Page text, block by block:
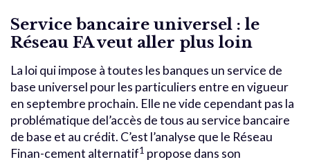
Service bancaire universel : le
Réseau FA veut aller plus loin
La loi qui impose à toutes les banques un service de
base universel pour les particuliers entre en vigueur
en septembre prochain. Elle ne vide cependant pas la
problématique del’accès de tous au service bancaire
de base et au crédit. C’est l’analyse que le Réseau
Finan-cement alternatif1 propose dans son